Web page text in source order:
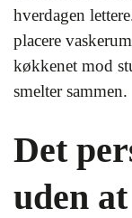
hverdagen
placere
køkkenet mod
smelter sammen.
Det
uden